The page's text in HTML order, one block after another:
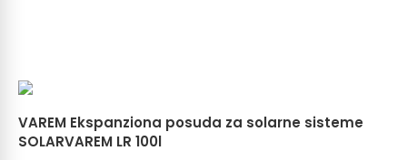
VAREM Ekspanziona posuda za solarne sisteme
SOLARVAREM LR 100l